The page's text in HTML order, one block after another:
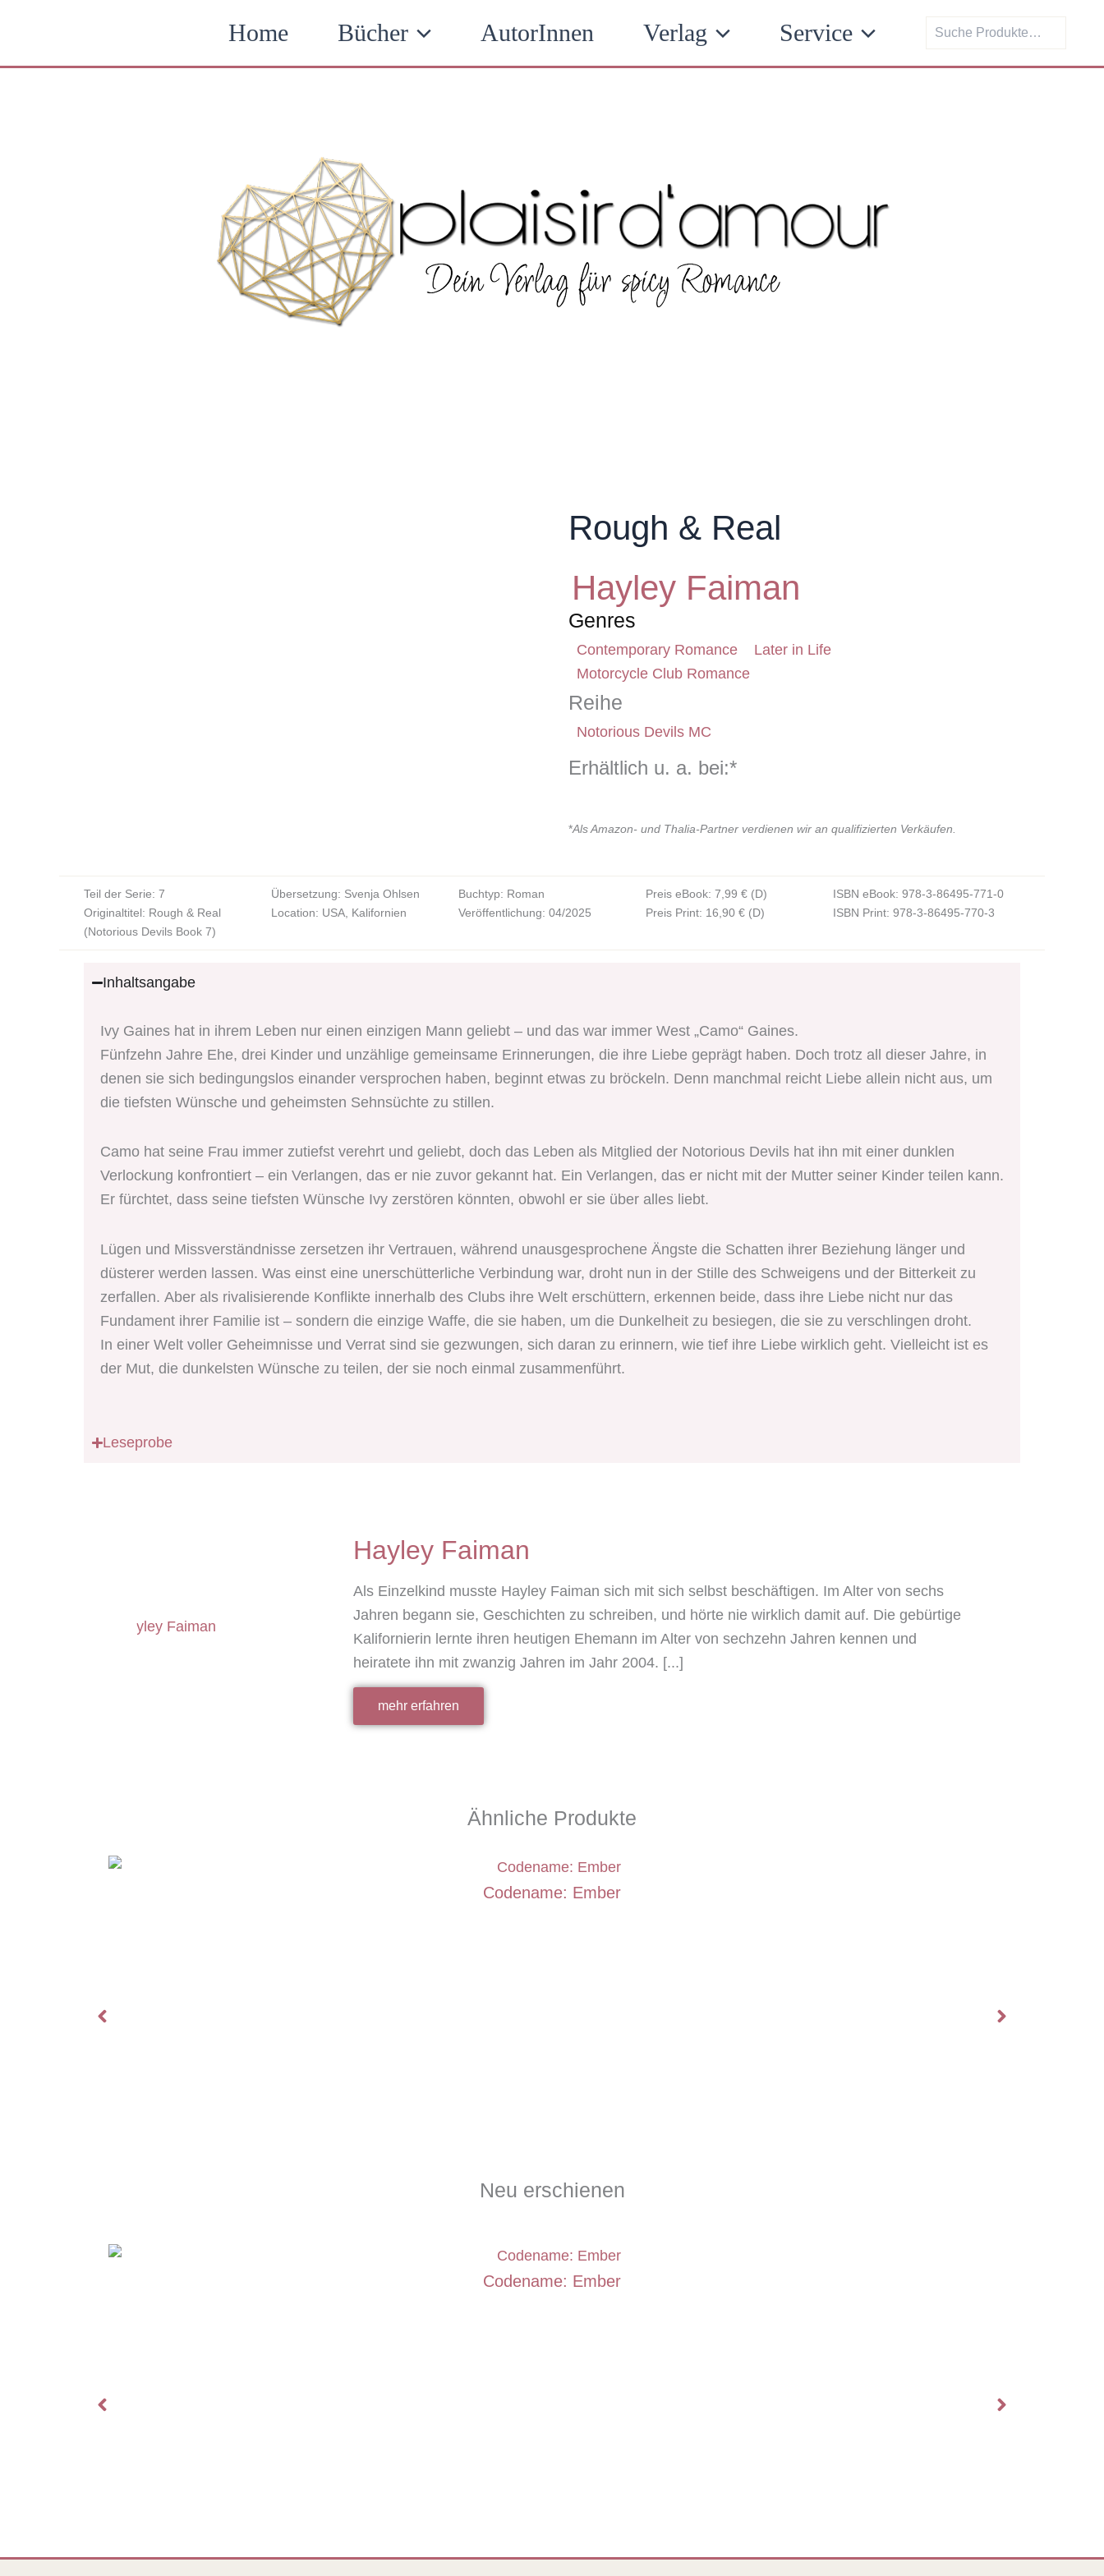
Home Bücher AutorInnen Verlag Service
Rough & Real
Hayley Faiman
Genres
Contemporary Romance
Later in Life
Motorcycle Club Romance
Reihe
Notorious Devils MC
Erhältlich u. a. bei:*
*Als Amazon- und Thalia-Partner verdienen wir an qualifizierten Verkäufen.
Teil der Serie: 7
Originaltitel: Rough & Real
(Notorious Devils Book 7)
Übersetzung: Svenja Ohlsen
Location: USA, Kalifornien
Buchtyp: Roman
Veröffentlichung: 04/2025
Preis eBook: 7,99 € (D)
Preis Print: 16,90 € (D)
ISBN eBook: 978-3-86495-771-0
ISBN Print: 978-3-86495-770-3
Inhaltsangabe
Ivy Gaines hat in ihrem Leben nur einen einzigen Mann geliebt – und das war immer West „Camo“ Gaines.
Fünfzehn Jahre Ehe, drei Kinder und unzählige gemeinsame Erinnerungen, die ihre Liebe geprägt haben. Doch trotz all dieser Jahre, in
denen sie sich bedingungslos einander versprochen haben, beginnt etwas zu bröckeln. Denn manchmal reicht Liebe allein nicht aus, um
die tiefsten Wünsche und geheimsten Sehnsüchte zu stillen.
Camo hat seine Frau immer zutiefst verehrt und geliebt, doch das Leben als Mitglied der Notorious Devils hat ihn mit einer dunklen
Verlockung konfrontiert – ein Verlangen, das er nie zuvor gekannt hat. Ein Verlangen, das er nicht mit der Mutter seiner Kinder teilen kann.
Er fürchtet, dass seine tiefsten Wünsche Ivy zerstören könnten, obwohl er sie über alles liebt.
Lügen und Missverständnisse zersetzen ihr Vertrauen, während unausgesprochene Ängste die Schatten ihrer Beziehung länger und
düsterer werden lassen. Was einst eine unerschütterliche Verbindung war, droht nun in der Stille des Schweigens und der Bitterkeit zu
zerfallen. Aber als rivalisierende Konflikte innerhalb des Clubs ihre Welt erschüttern, erkennen beide, dass ihre Liebe nicht nur das
Fundament ihrer Familie ist – sondern die einzige Waffe, die sie haben, um die Dunkelheit zu besiegen, die sie zu verschlingen droht.
In einer Welt voller Geheimnisse und Verrat sind sie gezwungen, sich daran zu erinnern, wie tief ihre Liebe wirklich geht. Vielleicht ist es
der Mut, die dunkelsten Wünsche zu teilen, der sie noch einmal zusammenführt.
Leseprobe
Hayley Faiman
Als Einzelkind musste Hayley Faiman sich mit sich selbst beschäftigen. Im Alter von sechs
Jahren begann sie, Geschichten zu schreiben, und hörte nie wirklich damit auf. Die gebürtige
Kalifornierin lernte ihren heutigen Ehemann im Alter von sechzehn Jahren kennen und
heiratete ihn mit zwanzig Jahren im Jahr 2004. [...]
mehr erfahren
Ähnliche Produkte
Codename: Ember
Neu erschienen
Codename: Ember